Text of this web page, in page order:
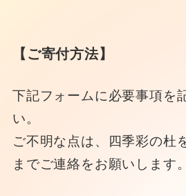
【ご寄付方法】
下記フォームに必要事項を
い。
ご不明な点は、四季彩の杜
までご連絡をお願いします。